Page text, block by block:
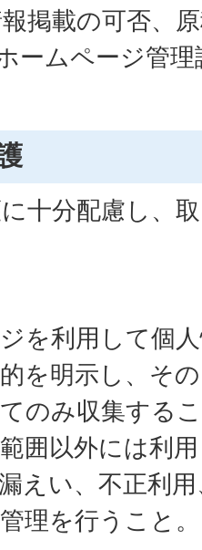
掲載の可否、
ームページ管
十分配慮し、
を利用して個
を明示し、そ
のみ収集する
囲以外には利
えい、不正利
理を行うこと。